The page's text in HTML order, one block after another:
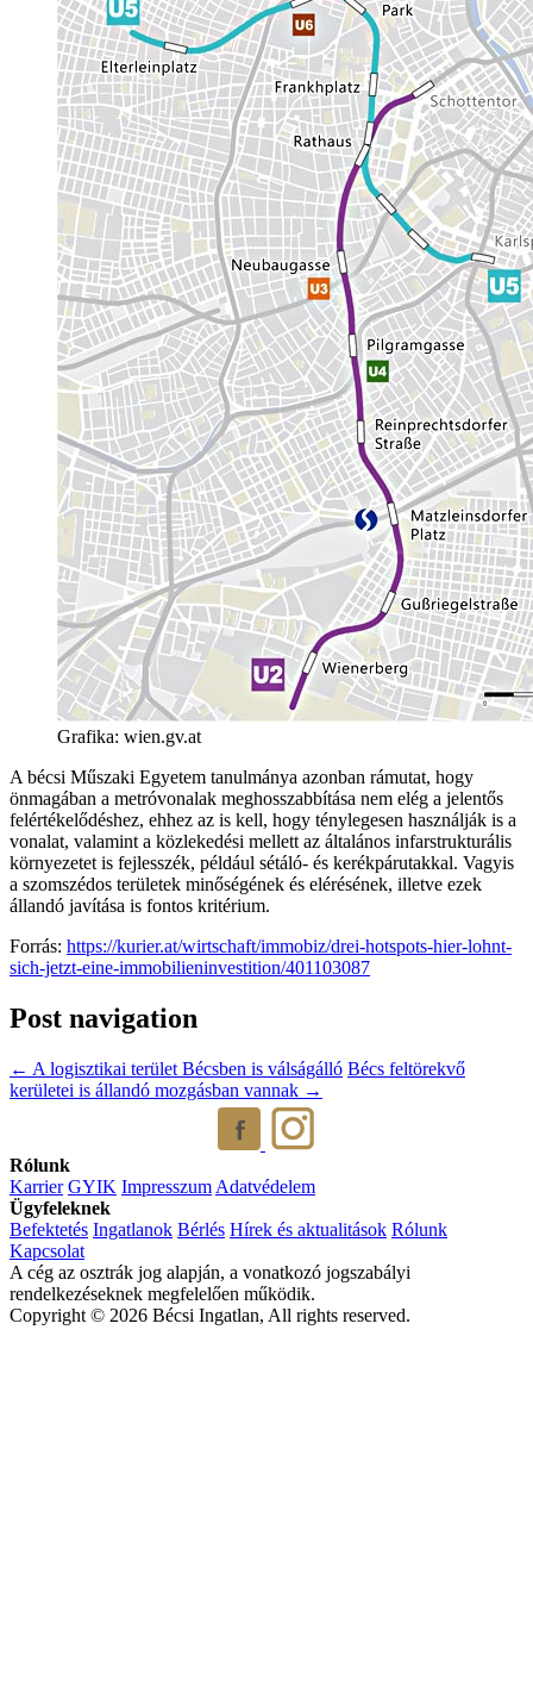
Grafika: wien.gv.at
A bécsi Műszaki Egyetem tanulmánya azonban rámutat, hogy
önmagában a metróvonalak meghosszabbítása nem elég a jelentős
felértékelődéshez, ehhez az is kell, hogy ténylegesen használják is a
vonalat, valamint a közlekedési mellett az általános infarstrukturális
környezetet is fejlesszék, például sétáló- és kerékpárutakkal. Vagyis
a szomszédos területek minőségének és elérésének, illetve ezek
állandó javítása is fontos kritérium.
Forrás: https://kurier.at/wirtschaft/immobiz/drei-hotspots-hier-lohnt-
sich-jetzt-eine-immobilieninvestition/401103087
Post navigation
← A logisztikai terület Bécsben is válságálló Bécs feltörekvő
kerületei is állandó mozgásban vannak →
Rólunk
Karrier GYIK Impresszum Adatvédelem
Ügyfeleknek
Befektetés Ingatlanok Bérlés Hírek és aktualitások Rólunk
Kapcsolat
A cég az osztrák jog alapján, a vonatkozó jogszabályi
rendelkezéseknek megfelelően működik.
Copyright © 2026 Bécsi Ingatlan, All rights reserved.